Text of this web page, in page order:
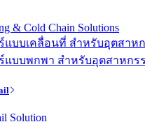
& Cold Chain Solutions
บเคลื่อนที่ สำหรับอุตสาหกร
บพกพา สำหรับอุตสาหกรรม
Solution